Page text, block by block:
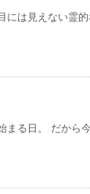
には見えない霊
まる日。 だから